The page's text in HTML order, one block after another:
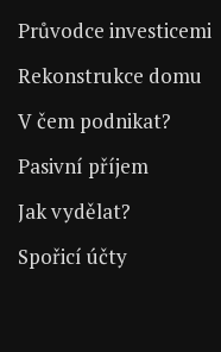
Průvodce investicemi
Rekonstrukce domu
V čem podnikat?
Pasivní příjem
Jak vydělat?
Spořicí účty